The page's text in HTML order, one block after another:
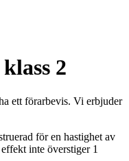
2
ett förarbevis. Vi erbjuder
för en hastighet av
inte överstiger 1